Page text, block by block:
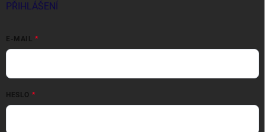
PŘIHLÁŠENÍ
E-MAIL
HESLO